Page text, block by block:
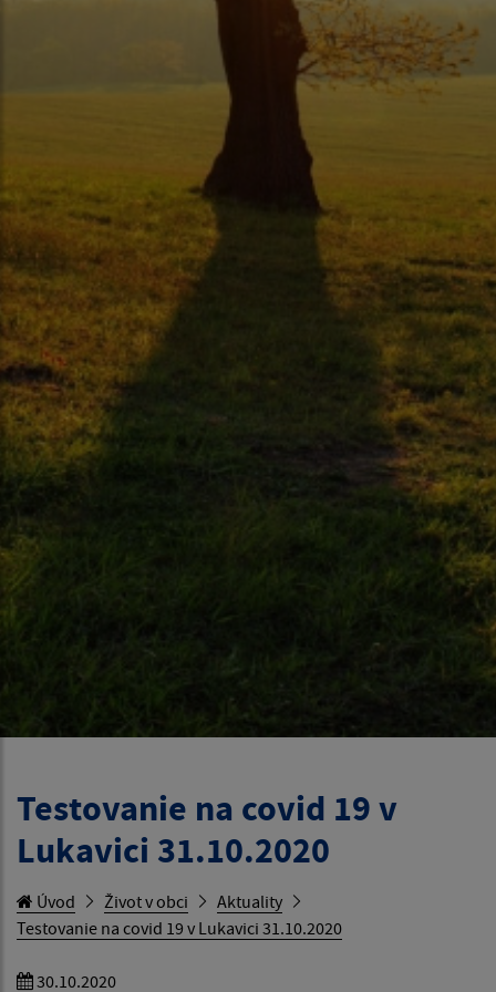
Testovanie na covid 19 v
Lukavici 31.10.2020
Úvod Život v obci
Aktuality
Testovanie na covid 19 v Lukavici 31.10.2020
30.10.2020